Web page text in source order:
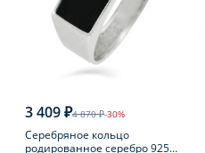
3 409 ₽4 870 ₽-30%
Серебряное кольцо
родированное серебро 925